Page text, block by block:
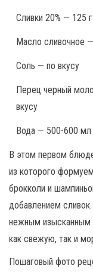
Сливки 20% — 125 г
Масло сливочное
Соль — по вкусу
Перец черный
вкусу
Вода — 500-600 мл
В этом первом
из которого
брокколи и
добавлением сливок.
нежным изысканным
как свежую, так и
Пошаговый фото